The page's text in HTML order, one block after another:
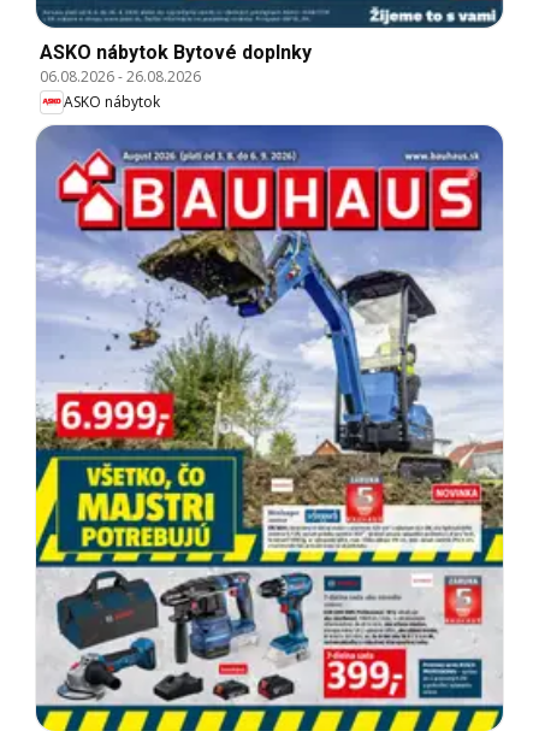
ASKO nábytok Bytové doplnky
06.08.2026-26.08.2026
ASKO nábytok